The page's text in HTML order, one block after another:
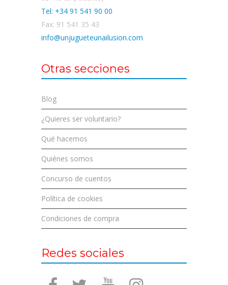
Tel: +34 91 541 90 00
Fax: 91 541 35 43
info@unjugueteunailusion.com
Otras secciones
Blog
¿Quieres ser voluntario?
Qué hacemos
Quiénes somos
Concurso de cuentos
Política de cookies
Condiciones de compra
Redes sociales